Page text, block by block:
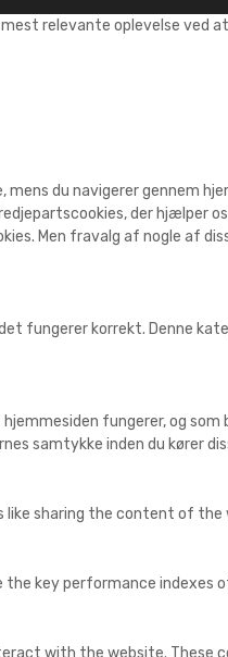
relevante oplevelse ved
du navigerer gennem
der hjælper
Men fravalg af nogle af
fungerer korrekt. Denne
fungerer, og
samtykke inden du kører
sharing the content of
key performance